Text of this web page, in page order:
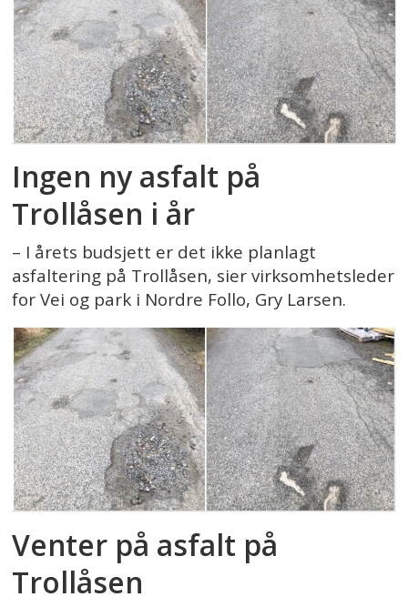
Ingen ny asfalt på
Trollåsen i år
– I årets budsjett er det ikke planlagt
asfaltering på Trollåsen, sier virksomhetsleder
for Vei og park i Nordre Follo, Gry Larsen.
Venter på asfalt på
Trollåsen